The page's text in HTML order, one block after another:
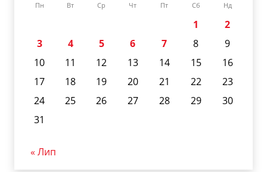
Пн Вт Ср Чт Пт Сб Нд
1
2
3
4 5 6 7 8
9
10
11 12 13 14 15
16
17
18 19 20 21 22
23
24
25 26 27 28 29
30
31
« Лип